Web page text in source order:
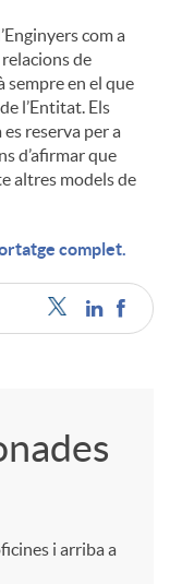
com a
de
sempre en el que
l’Entitat. Els
reserva per a
d’afirmar que
altres models de
complet.
i arriba a